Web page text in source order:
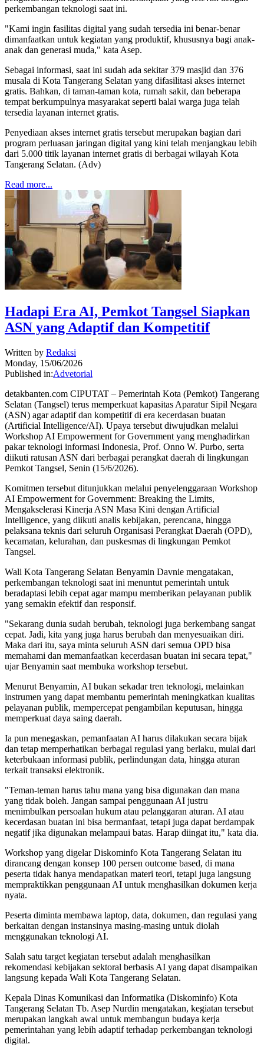
perkembangan teknologi saat ini.
"Kami ingin fasilitas digital yang sudah tersedia ini benar-benar
dimanfaatkan untuk kegiatan yang produktif, khususnya bagi anak-
anak dan generasi muda," kata Asep.
Sebagai informasi, saat ini sudah ada sekitar 379 masjid dan 376
musala di Kota Tangerang Selatan yang difasilitasi akses internet
gratis. Bahkan, di taman-taman kota, rumah sakit, dan beberapa
tempat berkumpulnya masyarakat seperti balai warga juga telah
tersedia layanan internet gratis.
Penyediaan akses internet gratis tersebut merupakan bagian dari
program perluasan jaringan digital yang kini telah menjangkau lebih
dari 5.000 titik layanan internet gratis di berbagai wilayah Kota
Tangerang Selatan. (Adv)
Read more...
Hadapi Era AI, Pemkot Tangsel Siapkan
ASN yang Adaptif dan Kompetitif
Written by Redaksi
Monday, 15/06/2026
Published in:Advetorial
detakbanten.com CIPUTAT – Pemerintah Kota (Pemkot) Tangerang
Selatan (Tangsel) terus memperkuat kapasitas Aparatur Sipil Negara
(ASN) agar adaptif dan kompetitif di era kecerdasan buatan
(Artificial Intelligence/AI). Upaya tersebut diwujudkan melalui
Workshop AI Empowerment for Government yang menghadirkan
pakar teknologi informasi Indonesia, Prof. Onno W. Purbo, serta
diikuti ratusan ASN dari berbagai perangkat daerah di lingkungan
Pemkot Tangsel, Senin (15/6/2026).
Komitmen tersebut ditunjukkan melalui penyelenggaraan Workshop
AI Empowerment for Government: Breaking the Limits,
Mengakselerasi Kinerja ASN Masa Kini dengan Artificial
Intelligence, yang diikuti analis kebijakan, perencana, hingga
pelaksana teknis dari seluruh Organisasi Perangkat Daerah (OPD),
kecamatan, kelurahan, dan puskesmas di lingkungan Pemkot
Tangsel.
Wali Kota Tangerang Selatan Benyamin Davnie mengatakan,
perkembangan teknologi saat ini menuntut pemerintah untuk
beradaptasi lebih cepat agar mampu memberikan pelayanan publik
yang semakin efektif dan responsif.
"Sekarang dunia sudah berubah, teknologi juga berkembang sangat
cepat. Jadi, kita yang juga harus berubah dan menyesuaikan diri.
Maka dari itu, saya minta seluruh ASN dari semua OPD bisa
memahami dan memanfaatkan kecerdasan buatan ini secara tepat,"
ujar Benyamin saat membuka workshop tersebut.
Menurut Benyamin, AI bukan sekadar tren teknologi, melainkan
instrumen yang dapat membantu pemerintah meningkatkan kualitas
pelayanan publik, mempercepat pengambilan keputusan, hingga
memperkuat daya saing daerah.
Ia pun menegaskan, pemanfaatan AI harus dilakukan secara bijak
dan tetap memperhatikan berbagai regulasi yang berlaku, mulai dari
keterbukaan informasi publik, perlindungan data, hingga aturan
terkait transaksi elektronik.
"Teman-teman harus tahu mana yang bisa digunakan dan mana
yang tidak boleh. Jangan sampai penggunaan AI justru
menimbulkan persoalan hukum atau pelanggaran aturan. AI atau
kecerdasan buatan ini bisa bermanfaat, tetapi juga dapat berdampak
negatif jika digunakan melampaui batas. Harap diingat itu," kata dia.
Workshop yang digelar Diskominfo Kota Tangerang Selatan itu
dirancang dengan konsep 100 persen outcome based, di mana
peserta tidak hanya mendapatkan materi teori, tetapi juga langsung
mempraktikkan penggunaan AI untuk menghasilkan dokumen kerja
nyata.
Peserta diminta membawa laptop, data, dokumen, dan regulasi yang
berkaitan dengan instansinya masing-masing untuk diolah
menggunakan teknologi AI.
Salah satu target kegiatan tersebut adalah menghasilkan
rekomendasi kebijakan sektoral berbasis AI yang dapat disampaikan
langsung kepada Wali Kota Tangerang Selatan.
Kepala Dinas Komunikasi dan Informatika (Diskominfo) Kota
Tangerang Selatan Tb. Asep Nurdin mengatakan, kegiatan tersebut
merupakan langkah awal untuk membangun budaya kerja
pemerintahan yang lebih adaptif terhadap perkembangan teknologi
digital.